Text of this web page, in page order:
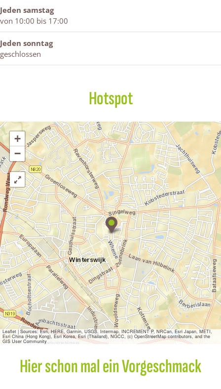
Jeden samstag
von 10:00 bis 17:00
Jeden sonntag
geschlossen
Hotspot
M
a
x
i
n
e
F
a
s
h
i
o
n
+
−
Leaflet|Sources: Esri, HERE, Garmin, USGS, Intermap, INCREMENT P, NRCan, Esri Japan, METI,
Esri China (Hong Kong), Esri Korea, Esri (Thailand), NGCC, (c) OpenStreetMap contributors, and the
GIS User Community
Hier schon mal ein Vorgeschmack